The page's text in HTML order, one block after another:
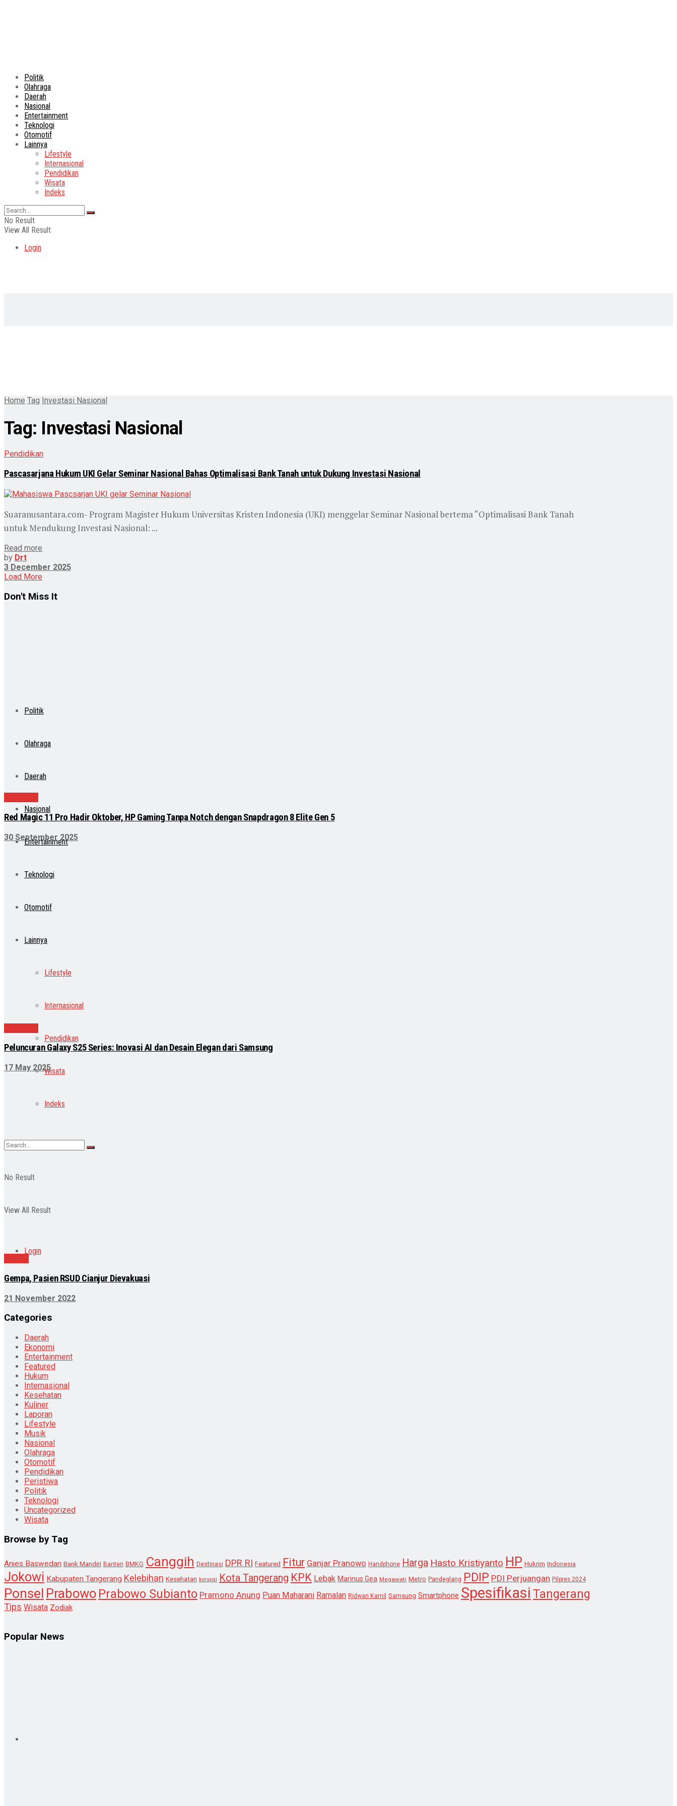
Politik
Olahraga
Daerah
Nasional
Entertainment
Teknologi
Otomotif
Lainnya
Lifestyle
Internasional
Pendidikan
Wisata
Indeks
No Result
View All Result
Login
Politik
Olahraga
Daerah
Nasional
Entertainment
Teknologi
Otomotif
Lainnya
Lifestyle
Internasional
Pendidikan
Wisata
Indeks
No Result
View All Result
Login
Home Tag Investasi Nasional
Tag: Investasi Nasional
Pendidikan
Pascasarjana Hukum UKI Gelar Seminar Nasional Bahas Optimalisasi Bank Tanah untuk Dukung Investasi Nasional
Suaranusantara.com- Program Magister Hukum Universitas Kristen Indonesia (UKI) menggelar Seminar Nasional bertema “Optimalisasi Bank Tanah
untuk Mendukung Investasi Nasional: ...
Read more
by Drt
3 December 2025
Load More
Don't Miss It
Red Magic 11 Pro Hadir Oktober, HP Gaming Tanpa Notch dengan Snapdragon 8 Elite Gen 5
30 September 2025
Peluncuran Galaxy S25 Series: Inovasi AI dan Desain Elegan dari Samsung
17 May 2025
Gempa, Pasien RSUD Cianjur Dievakuasi
21 November 2022
Categories
Daerah
Ekonomi
Entertainment
Featured
Hukum
Internasional
Kesehatan
Kuliner
Laporan
Lifestyle
Musik
Nasional
Olahraga
Otomotif
Pendidikan
Peristiwa
Politik
Teknologi
Uncategorized
Wisata
Browse by Tag
Anies Baswedan Bank Mandiri Banten BMKG Canggih Destinasi DPR RI Featured Fitur Ganjar Pranowo Handphone Harga Hasto Kristiyanto HP Hukrim Indonesia
Jokowi Kabupaten Tangerang Kelebihan Kesehatan korupsi Kota Tangerang KPK Lebak Marinus Gea Megawati Metro Pandeglang PDIP PDI Perjuangan Pilpres 2024
Ponsel Prabowo Prabowo Subianto Pramono Anung Puan Maharani Ramalan Ridwan Kamil Samsung Smartphone Spesifikasi Tangerang
Tips Wisata Zodiak
Popular News